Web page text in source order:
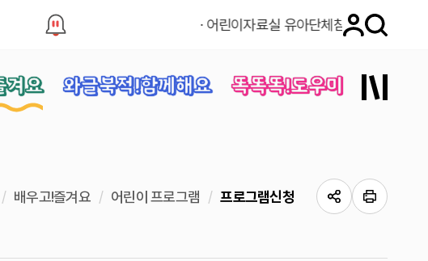
어린이자료실 유아단체참관 중지안내
겨요 와글북적!함께해요 똑똑똑!도우미
배우고!즐겨요 어린이 프로그램 프로그램신청